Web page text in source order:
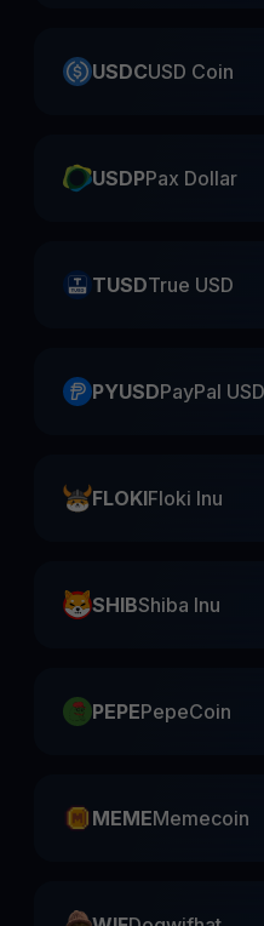
USDCUSD Coin
USDPPax Dollar
TUSDTrue USD
PYUSDPayPal USD
FLOKIFloki Inu
SHIBShiba Inu
PEPEPepeCoin
MEMEMemecoin